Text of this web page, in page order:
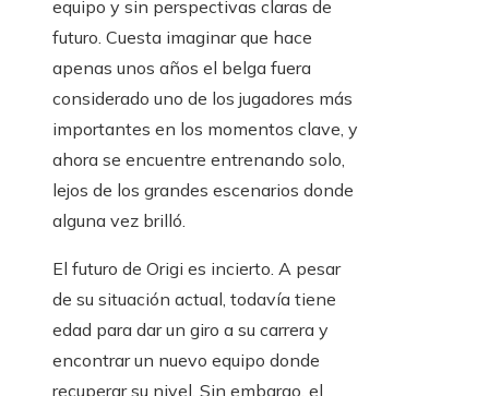
equipo y sin perspectivas claras de
futuro. Cuesta imaginar que hace
apenas unos años el belga fuera
considerado uno de los jugadores más
importantes en los momentos clave, y
ahora se encuentre entrenando solo,
lejos de los grandes escenarios donde
alguna vez brilló.
El futuro de Origi es incierto. A pesar
de su situación actual, todavía tiene
edad para dar un giro a su carrera y
encontrar un nuevo equipo donde
recuperar su nivel. Sin embargo, el